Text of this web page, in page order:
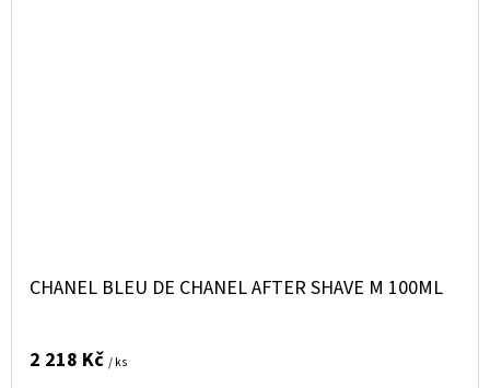
CHANEL BLEU DE CHANEL AFTER SHAVE M 100ML
2 218 Kč / ks